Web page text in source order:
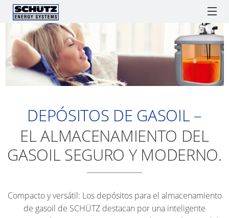
SISTEMAS DE SUPERFICIES RADIANTES
GENERAL
SISTEMA
DE
SISTEMA
LÁMINA
SISTEMA
AIRCONOMY SYSTEM DEPÓSITOS PARA GASOIL
TANK
IN
VET
ACERO
DE
PRO
AQUABLOCK
BT
AQUABLOCK
AQUATONNE
Watchlist / Request Locations
GERMANY
(HQ)
Language
ESPAÑOL
DEPÓSITOS DE GASOIL –
EL ALMACENAMIENTO DEL
GASOIL SEGURO Y MODERNO.
Compacto y versátil: Los depósitos para el almacenamiento
de gasoil de SCHÜTZ destacan por una inteligente